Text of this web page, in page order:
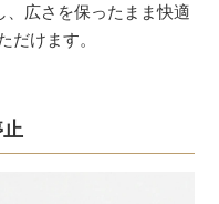
広さを保ったまま快適
だけます。